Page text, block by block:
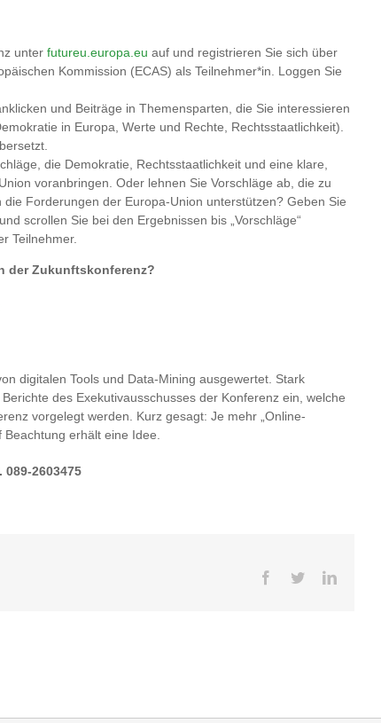
unter futureu.europa.eu auf und registrieren Sie sich über
Kommission (ECAS) als Teilnehmer*in. Loggen Sie
und Beiträge in Themensparten, die Sie interessieren
in Europa, Werte und Rechte, Rechtsstaatlichkeit).
die Demokratie, Rechtsstaatlichkeit und eine klare,
voranbringen. Oder lehnen Sie Vorschläge ab, die zu
Forderungen der Europa-Union unterstützen? Geben Sie
scrollen Sie bei den Ergebnissen bis „Vorschläge“
Teilnehmer.
der Zukunftskonferenz?
digitalen Tools und Data-Mining ausgewertet. Stark
des Exekutivausschusses der Konferenz ein, welche
vorgelegt werden. Kurz gesagt: Je mehr „Online-
erhält eine Idee.
089-2603475
Facebook
TwitterLinkedIn